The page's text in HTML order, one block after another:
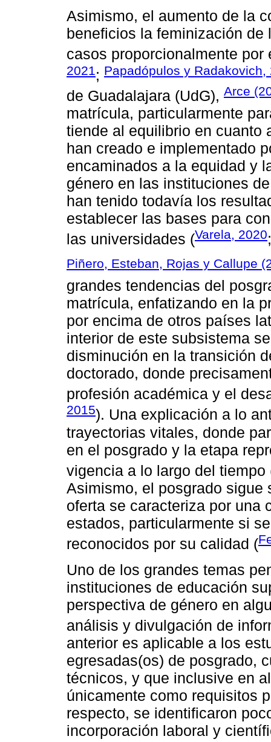
Asimismo, el aumento de la
beneficios la feminización
casos proporcionalmente
2021 ; Papadópulos y Radakovich,
de Guadalajara (UdG), Arce
matrícula, particularmente
tiende al equilibrio en cuanto
han creado e implementado
encaminados a la equidad y
género en las instituciones
han tenido todavía los
establecer las bases para
las universidades (Varela, 2020
Piñero, Esteban, Rojas y Callupe
grandes tendencias del
matrícula, enfatizando en la
por encima de otros países
interior de este subsistema
disminución en la transición
doctorado, donde
profesión académica y el
2015). Una explicación a lo
trayectorias vitales, donde
en el posgrado y la etapa
vigencia a lo largo del tiempo
Asimismo, el posgrado sigue
oferta se caracteriza por una
estados, particularmente si
reconocidos por su calidad (
Uno de los grandes temas
instituciones de educación
perspectiva de género en
análisis y divulgación de
anterior es aplicable a los
egresadas(os) de posgrado,
técnicos, y que inclusive en
únicamente como requisitos
respecto, se identificaron
incorporación laboral y